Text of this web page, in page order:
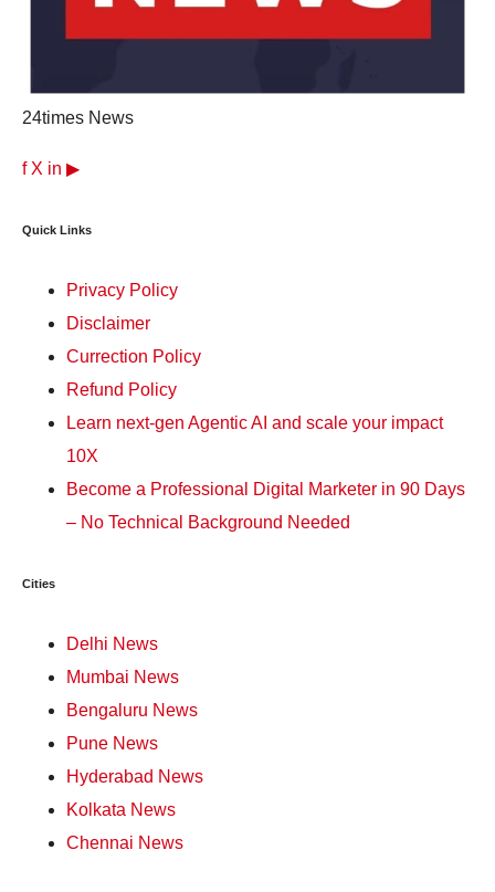
24times News
f X in ▶
Quick Links
Privacy Policy
Disclaimer
Currection Policy
Refund Policy
Learn next-gen Agentic AI and scale your impact
10X
Become a Professional Digital Marketer in 90 Days
– No Technical Background Needed
Cities
Delhi News
Mumbai News
Bengaluru News
Pune News
Hyderabad News
Kolkata News
Chennai News